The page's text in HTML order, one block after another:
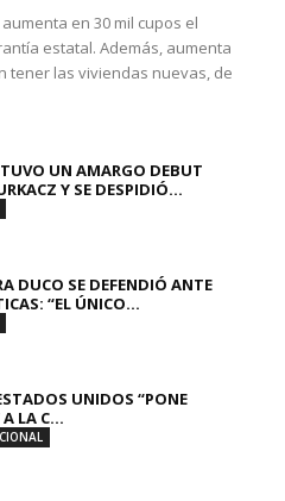
en 30 mil cupos el
estatal. Además, aumenta
tener las viviendas nuevas, de
UN AMARGO DEBUT
Y SE DESPIDIÓ...
DUCO SE DEFENDIÓ ANTE
“EL ÚNICO...
UNIDOS “PONE
A LA C...